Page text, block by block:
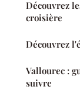
Découvrez
croisière
Découvrez
Vallourec :
suivre